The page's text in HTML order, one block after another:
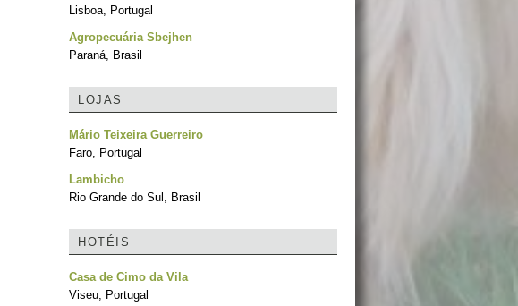
Lisboa, Portugal
Agropecuária Sbejhen
Paraná, Brasil
LOJAS
Mário Teixeira Guerreiro
Faro, Portugal
Lambicho
Rio Grande do Sul, Brasil
HOTÉIS
Casa de Cimo da Vila
Viseu, Portugal